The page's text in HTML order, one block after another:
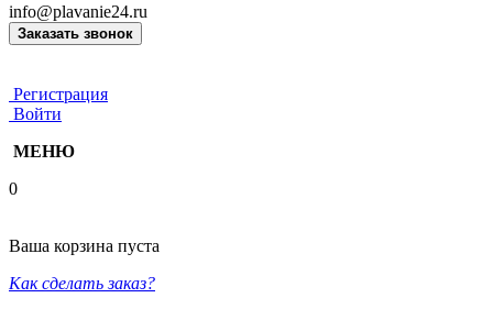
info@plavanie24.ru
Заказать звонок
Регистрация
Войти
МЕНЮ
0
Ваша корзина пуста
Как сделать заказ?